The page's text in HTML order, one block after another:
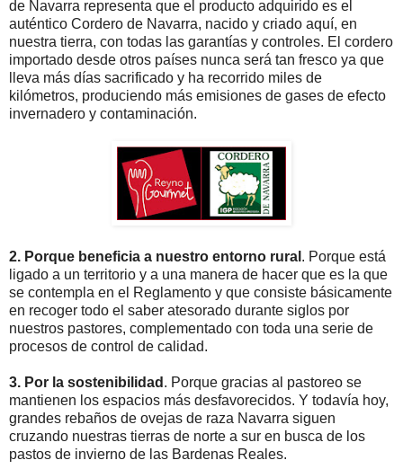
de Navarra representa que el producto adquirido es el
auténtico Cordero de Navarra, nacido y criado aquí, en
nuestra tierra, con todas las garantías y controles. El cordero
importado desde otros países nunca será tan fresco ya que
lleva más días sacrificado y ha recorrido miles de
kilómetros, produciendo más emisiones de gases de efecto
invernadero y contaminación.
2. Porque beneficia a nuestro entorno rural . Porque está
ligado a un territorio y a una manera de hacer que es la que
se contempla en el Reglamento y que consiste básicamente
en recoger todo el saber atesorado durante siglos por
nuestros pastores, complementado con toda una serie de
procesos de control de calidad.
3. Por la sostenibilidad . Porque gracias al pastoreo se
mantienen los espacios más desfavorecidos. Y todavía hoy,
grandes rebaños de ovejas de raza Navarra siguen
cruzando nuestras tierras de norte a sur en busca de los
pastos de invierno de las Bardenas Reales.